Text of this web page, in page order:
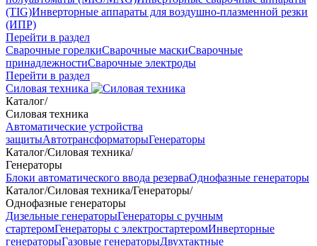
(TIG)Инверторные аппараты для воздушно-плазменной резки
(ИПР)
Перейти в раздел
Сварочные горелкиСварочные маскиСварочные
принадлежностиСварочные электроды
Перейти в раздел
Силовая техника
Каталог/
Силовая техника
Автоматические устройства
защитыАвтотрансформаторыГенераторы
Каталог/Силовая техника/
Генераторы
Блоки автоматического ввода резерваОднофазные генераторы
Каталог/Силовая техника/Генераторы/
Однофазные генераторы
Дизельные генераторыГенераторы с ручным
стартеромГенераторы с электростартеромИнверторные
генераторыГазовые генераторыДвухтактные